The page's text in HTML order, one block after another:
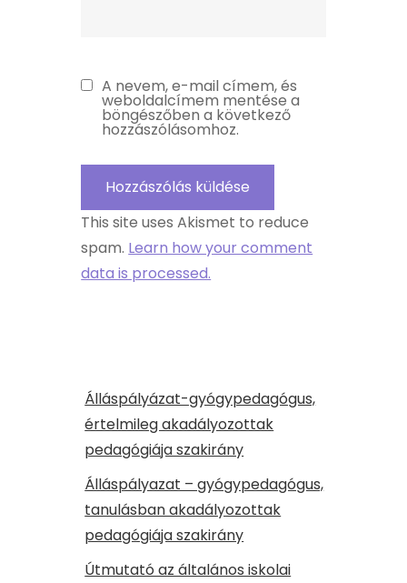
A nevem, e-mail címem, és
weboldalcímem mentése a
böngészőben a következő
hozzászólásomhoz.
This site uses Akismet to reduce
spam. Learn how your comment
data is processed.
Álláspályázat-gyógypedagógus,
értelmileg akadályozottak
pedagógiája szakirány
Álláspályazat – gyógypedagógus,
tanulásban akadályozottak
pedagógiája szakirány
Útmutató az általános iskolai